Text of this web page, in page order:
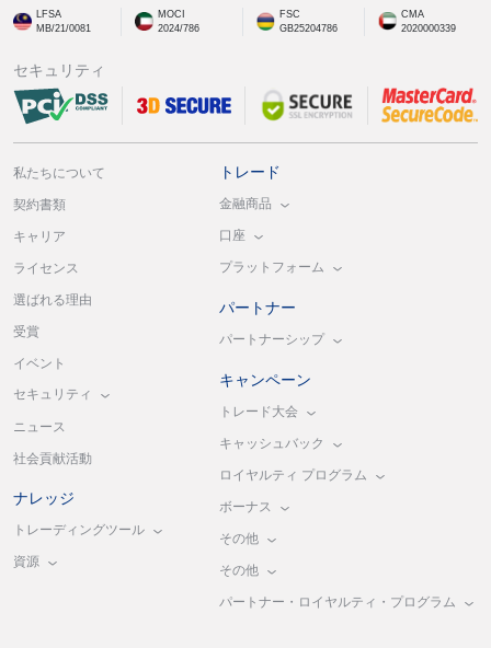
LFSA
MB/21/0081
MOCI
2024/786
FSC
GB25204786
CMA
2020000339
セキュリティ
私たちについて
契約書類
キャリア
ライセンス
選ばれる理由
受賞
イベント
セキュリティ
ニュース
社会貢献活動
ナレッジ
トレーディングツール
資源
トレード
金融商品
口座
プラットフォーム
パートナー
パートナーシップ
キャンペーン
トレード大会
キャッシュバック
ロイヤルティ プログラム
ボーナス
その他
その他
パートナー・ロイヤルティ・プログラム